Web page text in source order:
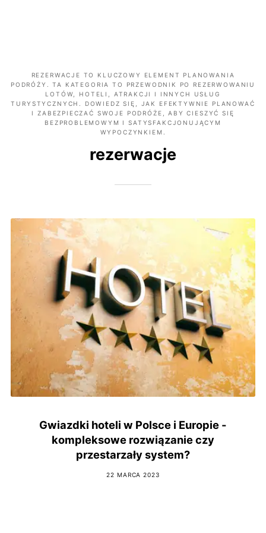
REZERWACJE TO KLUCZOWY ELEMENT PLANOWANIA
PODRÓŻY. TA KATEGORIA TO PRZEWODNIK PO REZERWOWANIU
LOTÓW, HOTELI, ATRAKCJI I INNYCH USŁUG
TURYSTYCZNYCH. DOWIEDZ SIĘ, JAK EFEKTYWNIE PLANOWAĆ
I ZABEZPIECZAĆ SWOJE PODRÓŻE, ABY CIESZYĆ SIĘ
BEZPROBLEMOWYM I SATYSFAKCJONUJĄCYM
WYPOCZYNKIEM.
rezerwacje
Gwiazdki hoteli w Polsce i Europie -
kompleksowe rozwiązanie czy
przestarzały system?
22 MARCA 2023